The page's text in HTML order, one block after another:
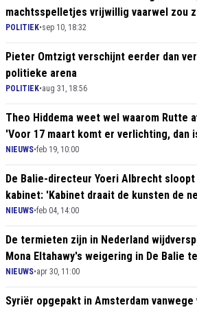
machtsspelletjes vrijwillig vaarwel zou
verschrikkelijke naïef'
POLITIEK•sep 10, 18:32
Pieter Omtzigt verschijnt eerder dan
politieke arena
POLITIEK•aug 31, 18:56
Theo Hiddema weet wel waarom Rutte
'Voor 17 maart komt er verlichting, dan
NIEUWS•feb 19, 10:00
De Balie-directeur Yoeri Albrecht
kabinet: 'Kabinet draait de kunsten de
NIEUWS•feb 04, 14:00
De termieten zijn in Nederland
Mona Eltahawy's weigering in De Balie
NIEUWS•apr 30, 11:00
Syriër opgepakt in Amsterdam vanwege